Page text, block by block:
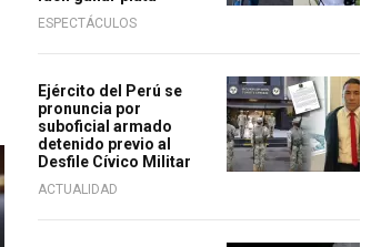
ESPECTÁCULOS
Ejército del Perú se
pronuncia por
suboficial armado
detenido previo al
Desfile Cívico Militar
ACTUALIDAD